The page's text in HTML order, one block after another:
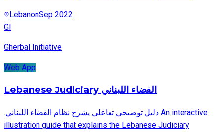
LebanonSep 2022
GI
Gherbal Initiative
Web App
Lebanese Judiciary القضاء اللبناني
.دليل توضيحي تفاعلي يشرح نظام القضاء اللبناني An interactive
illustration guide that explains the Lebanese Judiciary